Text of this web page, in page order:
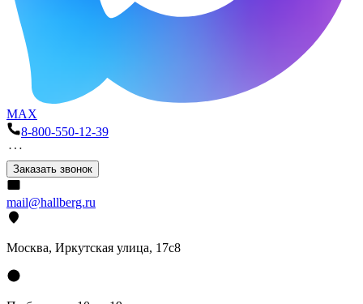
MAX
8-800-550-12-39
Заказать звонок
mail@hallberg.ru
Москва, Иркутская улица, 17с8